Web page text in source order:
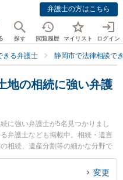
弁護士の方はこちら
探す 閲覧履歴 マイリスト ログイン
きる弁護士 静岡市で法律相談で
地の相続に強い弁護
に強い弁護士が5名見つかりまし
弁護士なども掲載中。相続・遺言
相続、遺産分割等の細かな分野で
法律事務所の林 克樹弁護士や増田
務所の長谷川 将大弁護士のプロフ
変更